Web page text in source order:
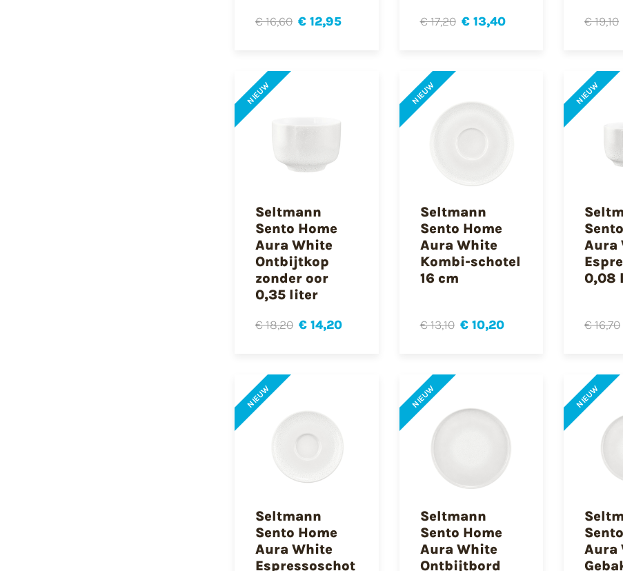
€ 16,60 € 12,95 € 17,20 € 13,40 € 19,10
NIEUW
Seltmann
Sento Home
Aura White
Ontbijtkop
zonder oor
0,35 liter
€ 18,20 € 14,20
NIEUW
Seltmann
Sento Home
Aura White
Kombi-schotel
16 cm
€ 13,10 € 10,20
NIEUW
Aura
0,08
€ 16,70
NIEUW
Seltmann
Sento Home
Aura White
Espressoschot
NIEUW
Seltmann
Sento Home
Aura White
Ontbijtbord
NIEUW
Aura